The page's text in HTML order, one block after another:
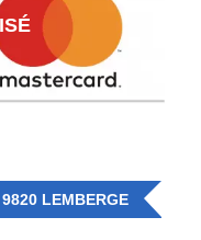
LEMBERGE